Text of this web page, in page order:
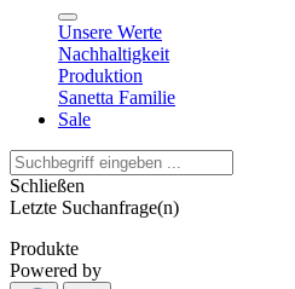
Unsere Werte
Nachhaltigkeit
Produktion
Sanetta Familie
Sale
Schließen
Letzte Suchanfrage(n)
Produkte
Powered by